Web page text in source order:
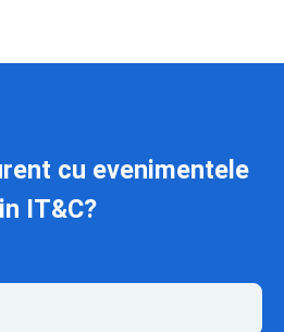
cu evenimentele
IT&C?